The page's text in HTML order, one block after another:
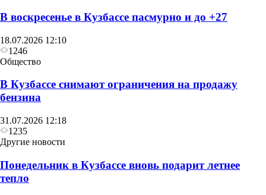
В воскресенье в Кузбассе пасмурно и до +27
18.07.2026 12:10
1246
Общество
В Кузбассе снимают ограничения на продажу
бензина
31.07.2026 12:18
1235
Другие новости
Понедельник в Кузбассе вновь подарит летнее
тепло